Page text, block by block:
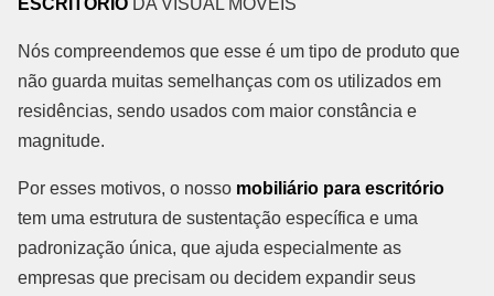
ESCRITÓRIO DA VISUAL MÓVEIS
Nós compreendemos que esse é um tipo de produto que
não guarda muitas semelhanças com os utilizados em
residências, sendo usados com maior constância e
magnitude.
Por esses motivos, o nosso mobiliário para escritório
tem uma estrutura de sustentação específica e uma
padronização única, que ajuda especialmente as
empresas que precisam ou decidem expandir seus